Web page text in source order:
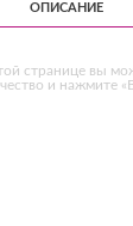
ОПИСАНИЕ
странице вы
и нажмите